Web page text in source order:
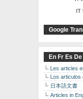
Google
En Fr Es
Les articles
Los articulos
日本語文書
Articles in